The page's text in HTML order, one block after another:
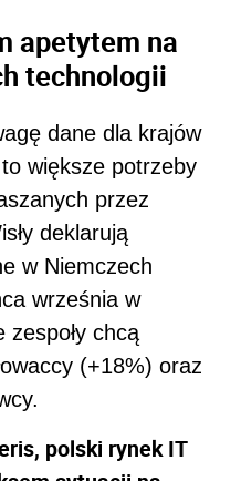
apetytem na
technologii
dane dla krajów
większe potrzeby
przez
deklarują
w Niemczech
września w
zespoły chcą
(+18%) oraz
polski rynek IT